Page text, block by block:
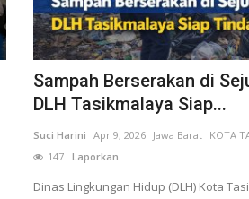
Sampah Berserakan di
DLH Tasikmalaya Siap...
Suci Harini Apr 9, 2026 Jawa Barat KOTA
147 Laporkan
Dinas Lingkungan Hidup (DLH) Kota